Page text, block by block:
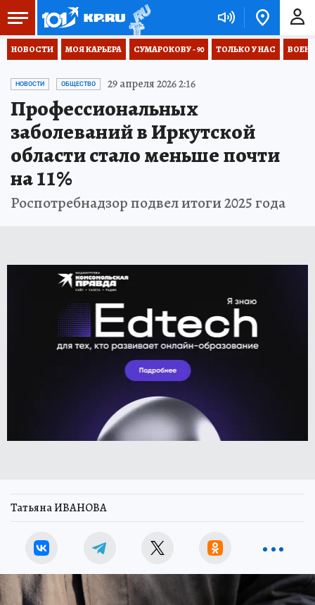
НОВОСТИ МОЯ КАРЬЕРА СУМАРОКОВУ - 90 ТОЛЬКО У НАС
НОВОСТИ ОБЩЕСТВО 29 апреля 2026 2:16
Профессиональных
заболеваний в Иркутской
области стало меньше почти
на 11%
Роспотребнадзор подвел итоги 2025 года
Татьяна ИВАНОВА